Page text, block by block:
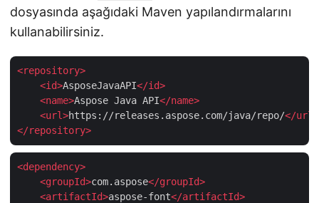
dosyasında aşağıdaki Maven yapılandırmalarını
kullanabilirsiniz.
<repository>
<id>AsposeJavaAPI</id>
<name>Aspose Java API</name>
<url>https://releases.aspose.com/java/repo/</url
</repository>
<dependency>
<groupId>com.aspose</groupId>
<artifactId>aspose-font</artifactId>